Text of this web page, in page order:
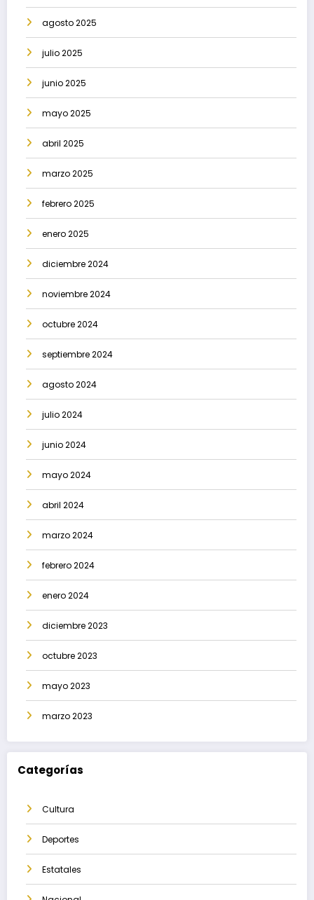
agosto 2025
julio 2025
junio 2025
mayo 2025
abril 2025
marzo 2025
febrero 2025
enero 2025
diciembre 2024
noviembre 2024
octubre 2024
septiembre 2024
agosto 2024
julio 2024
junio 2024
mayo 2024
abril 2024
marzo 2024
febrero 2024
enero 2024
diciembre 2023
octubre 2023
mayo 2023
marzo 2023
Categorías
Cultura
Deportes
Estatales